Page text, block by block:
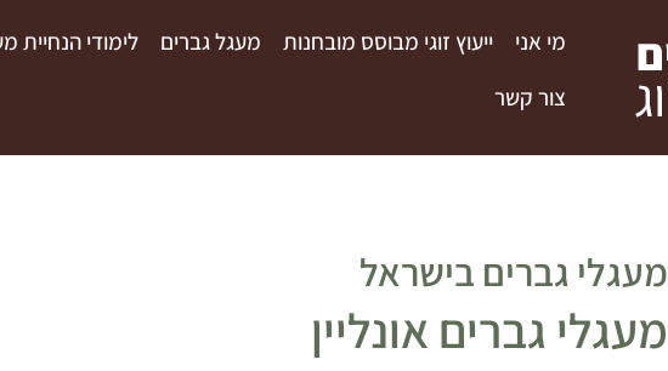
מי אני ייעוץ זוגי מבוסס מובחנות מעגל גברים לימודי הנחיית
צור קשר
מעגלי גברים בישראל
מעגלי גברים אונליין